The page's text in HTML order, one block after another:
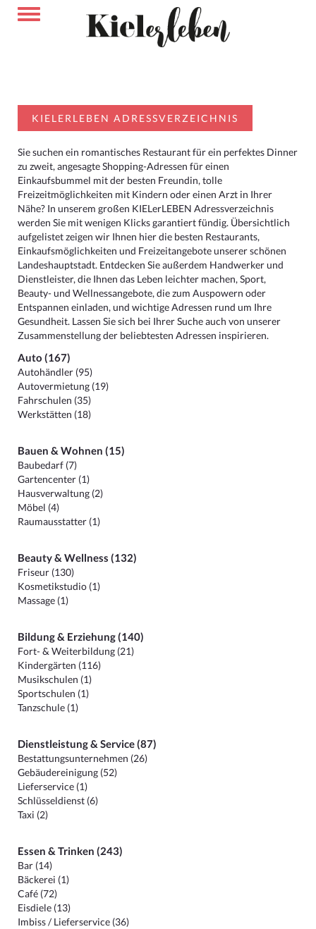
KIELERLEBEN ADRESSVERZEICHNIS
Sie suchen ein romantisches Restaurant für ein perfektes Dinner
zu zweit, angesagte Shopping-Adressen für einen
Einkaufsbummel mit der besten Freundin, tolle
Freizeitmöglichkeiten mit Kindern oder einen Arzt in Ihrer
Nähe? In unserem großen KIELerLEBEN Adressverzeichnis
werden Sie mit wenigen Klicks garantiert fündig. Übersichtlich
aufgelistet zeigen wir Ihnen hier die besten Restaurants,
Einkaufsmöglichkeiten und Freizeitangebote unserer schönen
Landeshauptstadt. Entdecken Sie außerdem Handwerker und
Dienstleister, die Ihnen das Leben leichter machen, Sport,
Beauty- und Wellnessangebote, die zum Auspowern oder
Entspannen einladen, und wichtige Adressen rund um Ihre
Gesundheit. Lassen Sie sich bei Ihrer Suche auch von unserer
Zusammenstellung der beliebtesten Adressen inspirieren.
Auto (167)
Autohändler (95)
Autovermietung (19)
Fahrschulen (35)
Werkstätten (18)
Bauen & Wohnen (15)
Baubedarf (7)
Gartencenter (1)
Hausverwaltung (2)
Möbel (4)
Raumausstatter (1)
Beauty & Wellness (132)
Friseur (130)
Kosmetikstudio (1)
Massage (1)
Bildung & Erziehung (140)
Fort- & Weiterbildung (21)
Kindergärten (116)
Musikschulen (1)
Sportschulen (1)
Tanzschule (1)
Dienstleistung & Service (87)
Bestattungsunternehmen (26)
Gebäudereinigung (52)
Lieferservice (1)
Schlüsseldienst (6)
Taxi (2)
Essen & Trinken (243)
Bar (14)
Bäckerei (1)
Café (72)
Eisdiele (13)
Imbiss / Lieferservice (36)